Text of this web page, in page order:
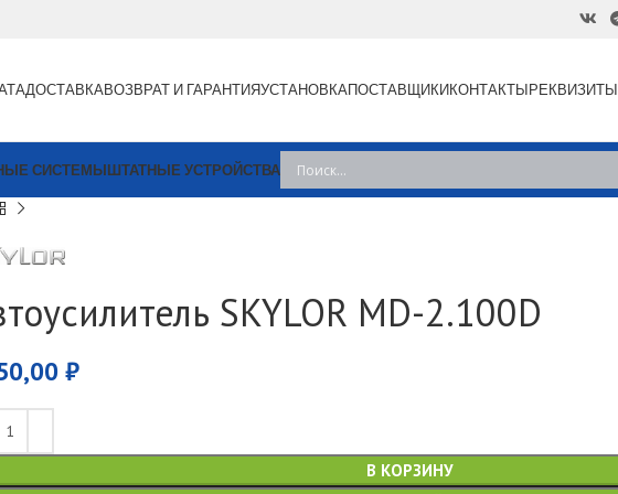
ДОСТАВКАВОЗВРАТ И ГАРАНТИЯУСТАНОВКАПОСТАВЩИКИКОНТАКТЫРЕКВИЗИТЫ
СИСТЕМЫШТАТНЫЕ УСТРОЙСТВА
SKYLOR MD-2.100D
₽
В КОРЗИНУ